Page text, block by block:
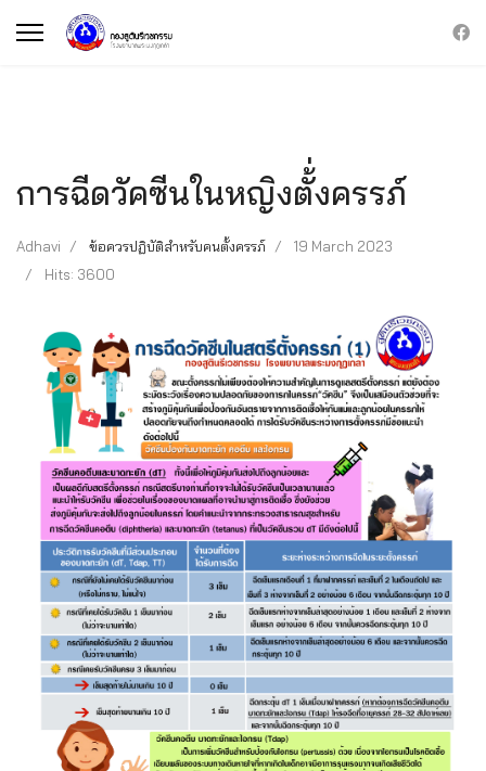
การฉีดวัคซีนในหญิงตั้่งครรภ์
Adhavi ข้อควรปฏิบัติสำหรับคนตั้งครรภ์
19 March 2023
Hits: 3600